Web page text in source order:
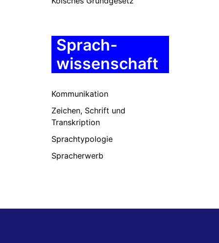
Sprach-
wissenschaft
Kommunikation
Zeichen, Schrift und
Transkription
Sprachtypologie
Spracherwerb